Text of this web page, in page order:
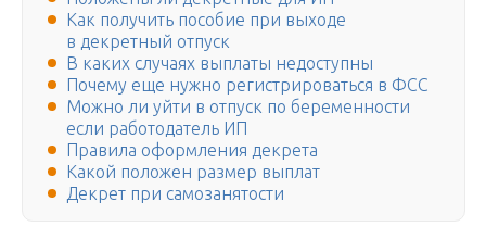
Как получить пособие при выходе
в декретный отпуск
В каких случаях выплаты недоступны
Почему еще нужно регистрироваться в ФСС
Можно ли уйти в отпуск по беременности
если работодатель ИП
Правила оформления декрета
Какой положен размер выплат
Декрет при самозанятости